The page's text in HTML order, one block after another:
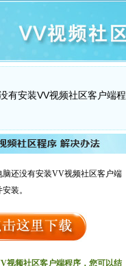
有安装VV视频社区客户端程
脑还没有安装VV视频社区客户端
装。
视频社区客户端程序，您可以结